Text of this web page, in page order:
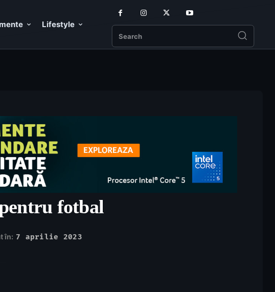
Lifestyle
Search
fotbal
în: 7 aprilie 2023